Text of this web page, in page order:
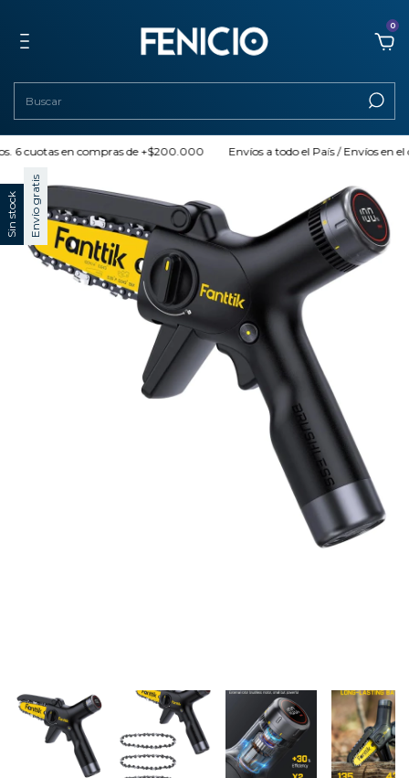
0
en compras de +$200.000 Envíos a todo el País / Envíos en el día
Sin stock Envío gratis